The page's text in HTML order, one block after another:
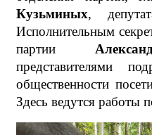
Кузьминых,
Исполнительным
партии
представителями
общественности
Здесь ведутся работы